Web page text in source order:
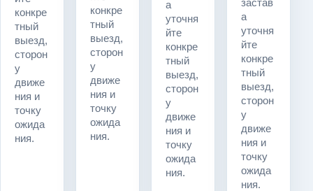
конкре
тный
выезд,
сторон
у
движе
ния и
точку
ожида
ния.
конкре
тный
выезд,
сторон
у
движе
ния и
точку
ожида
ния.
а
уточня
йте
конкре
тный
выезд,
сторон
у
движе
ния и
точку
ожида
ния.
застав
а
уточня
йте
конкре
тный
выезд,
сторон
у
движе
ния и
точку
ожида
ния.